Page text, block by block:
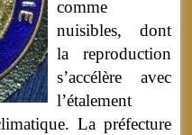
comme
nuisibles, dont
la reproduction
s’accélère avec
l’étalement
La préfecture